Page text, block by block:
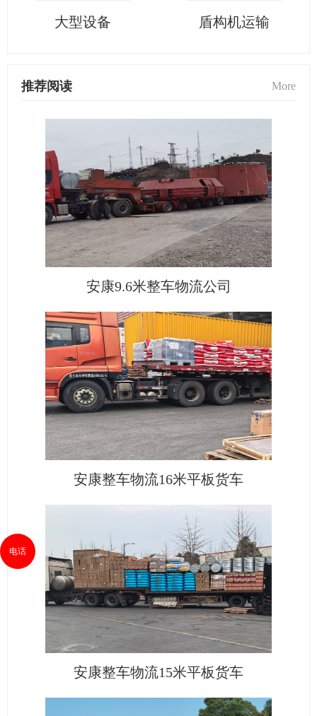
大型设备 盾构机运输
推荐阅读 More
安康9.6米整车物流公司
安康整车物流16米平板货车
安康整车物流15米平板货车
电话